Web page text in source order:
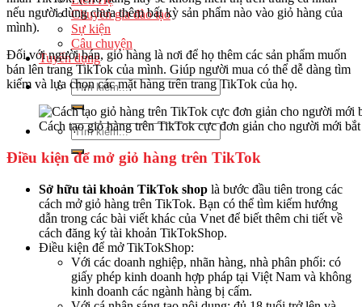
Chuyên gia đào tạo
Sự kiện
Câu chuyện
Tuyển dụng
nếu người dùng chưa thêm bất kỳ sản phẩm nào vào giỏ hàng của
mình).
Đối với người bán, giỏ hàng là nơi để họ thêm các sản phẩm muốn
bán lên trang TikTok của mình. Giúp người mua có thể dễ dàng tìm
kiếm và lựa chọn các mặt hàng trên trang TikTok của họ.
Cách tạo giỏ hàng trên TikTok cực đơn giản cho người mới
Điều kiện để mở giỏ hàng trên TikTok
Sở hữu tài khoản TikTok shop là bước đầu tiên trong các
cách mở giỏ hàng trên TikTok. Bạn có thể tìm kiếm hướng
dẫn trong các bài viết khác của Vnet để biết thêm chi tiết về
cách đăng ký tài khoản TikTokShop.
Điều kiện để mở TikTokShop:
Với các doanh nghiệp, nhãn hàng, nhà phân phối: có
giấy phép kinh doanh hợp pháp tại Việt Nam và không
kinh doanh các ngành hàng bị cấm.